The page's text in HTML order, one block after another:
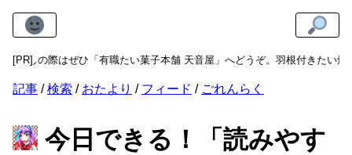
[PR]
しの際はぜひ「有職たい菓子本舗 天音屋」へどうぞ。羽根付きたい焼き
記事 検索 おたより フィード ごれんらく
今日できる！「読みやす